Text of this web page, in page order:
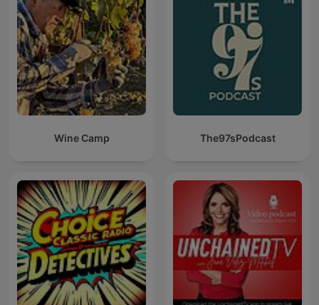
Wine Camp The97sPodcast